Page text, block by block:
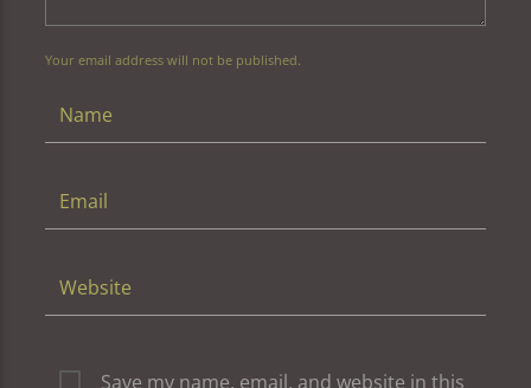
Your email address will not be published.
Save my name, email, and website in this